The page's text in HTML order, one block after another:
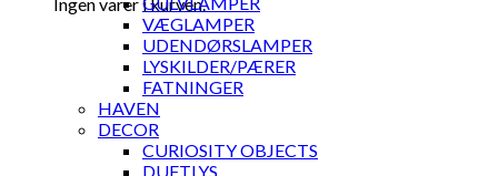
VÆGLAMPER
UDENDØRSLAMPER
LYSKILDER/PÆRER
FATNINGER
HAVEN
DECOR
CURIOSITY OBJECTS
DUFTLYS